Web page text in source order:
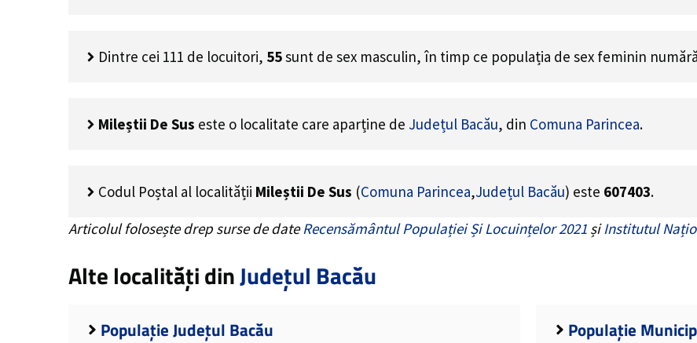
Dintre cei 111 de locuitori, 55sunt de sex masculin, în timp ce populația de sex feminin numără
Mileștii De Sus este o localitate care aparține de Județul Bacău, din Comuna Parincea.
Codul Poștal al localității Mileștii De Sus (Comuna Parincea,Județul Bacău) este 607403.
Articolul folosește drep surse de dateRecensământul Populației Și Locuințelor 2021 șiInstitutul
Alte localități dinJudețul Bacău
Populație Județul Bacău Populație